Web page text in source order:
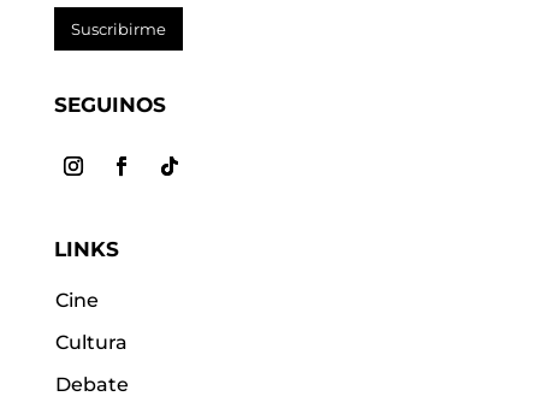
Suscribirme
SEGUINOS
LINKS
Cine
Cultura
Debate